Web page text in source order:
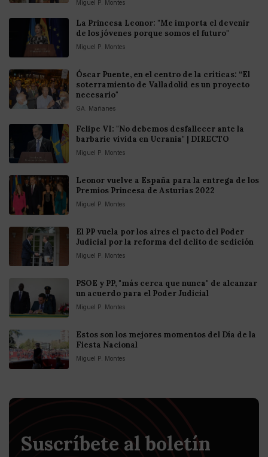
Miguel P. Montes
La Princesa Leonor: "Me importa el devenir
de los jóvenes porque somos el futuro"
Miguel P. Montes
Óscar Puente, en el centro de la críticas: “El
soterramiento de Valladolid es un proyecto
necesario"
GA. Mañanes
Felipe VI: "No debemos desfallecer ante la
barbarie vivida en Ucrania" | DIRECTO
Miguel P. Montes
Leonor vuelve a España para la entrega de los
Premios Princesa de Asturias 2022
Miguel P. Montes
El PP vuela por los aires el pacto del Poder
Judicial por la reforma del delito de sedición
Miguel P. Montes
PSOE y PP, "más cerca que nunca" de alcanzar
un acuerdo para el Poder Judicial
Miguel P. Montes
Estos son los mejores momentos del Día de la
Fiesta Nacional
Miguel P. Montes
Suscríbete al boletín